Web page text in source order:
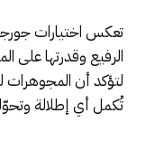
تعكس اختيارات
الرفيع وقدرتها على
لتؤكد أن
تُكمل أي إطلالة